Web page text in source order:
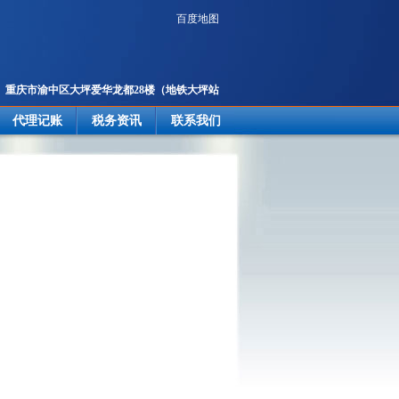
百度地图
重庆市渝中区大坪爱华龙都28楼 （地铁大坪站
2号出口楼上）
代理记账 税务资讯 联系我们